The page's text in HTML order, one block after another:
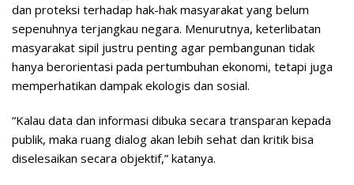
dan proteksi terhadap hak-hak masyarakat yang belum
sepenuhnya terjangkau negara. Menurutnya, keterlibatan
masyarakat sipil justru penting agar pembangunan tidak
hanya berorientasi pada pertumbuhan ekonomi, tetapi juga
memperhatikan dampak ekologis dan sosial.
“Kalau data dan informasi dibuka secara transparan kepada
publik, maka ruang dialog akan lebih sehat dan kritik bisa
diselesaikan secara objektif,” katanya.